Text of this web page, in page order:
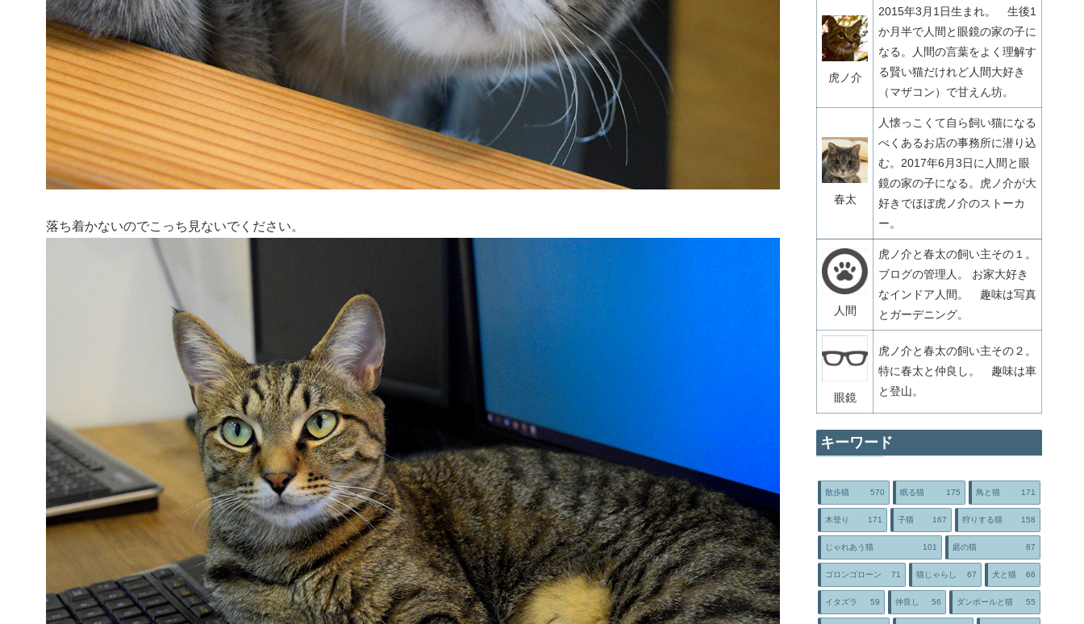
落ち着かないのでこっち見ないでください。
虎ノ介
2015年3月1日生まれ。 生後1
か月半で人間と眼鏡の家の子に
なる。人間の言葉をよく理解す
る賢い猫だけれど人間大好き
（マザコン）で甘えん坊。
春太
人懐っこくて自ら飼い猫になる
べくあるお店の事務所に潜り込
む。2017年6月3日に人間と眼
鏡の家の子になる。虎ノ介が大
好きでほぼ虎ノ介のストーカ
ー。
人間
虎ノ介と春太の飼い主その１。
ブログの管理人。 お家大好き
なインドア人間。 趣味は写真
とガーデニング。
眼鏡
虎ノ介と春太の飼い主その２。
特に春太と仲良し。 趣味は車
と登山。
キーワード
散歩猫 570 眠る猫 175 鳥と猫 171
木登り 171 子猫 167 狩りする猫 158
じゃれあう猫 101 庭の猫 87
ゴロンゴローン 71 猫じゃらし 67 犬と猫 66
イタズラ 59 仲良し 56 ダンボールと猫 55